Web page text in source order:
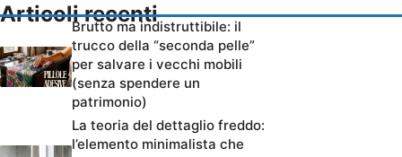
Articoli recenti
Brutto ma indistruttibile: il
trucco della “seconda pelle”
per salvare i vecchi mobili
(senza spendere un
patrimonio)
La teoria del dettaglio freddo:
l’elemento minimalista che